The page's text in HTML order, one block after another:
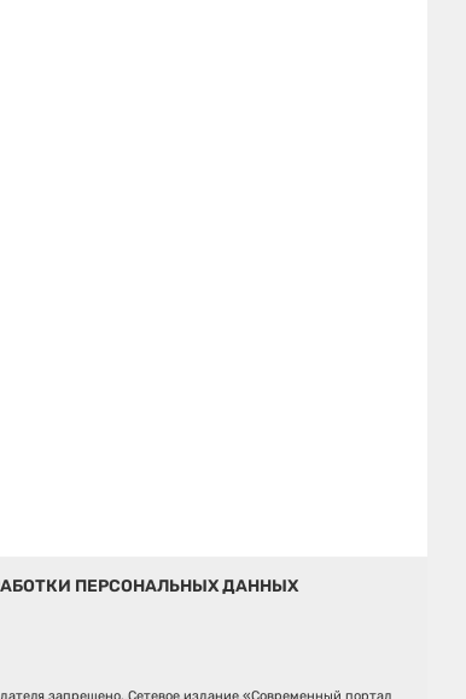
ПЕРСОНАЛЬНЫХ ДАННЫХ